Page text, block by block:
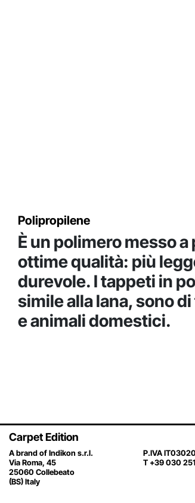
Polipropilene
È un polimero messo
ottime qualità: più
durevole. I tappeti in
simile alla lana, sono
e animali domestici.
Carpet Edition
A brand of Indikon s.r.l.
Via Roma, 45
25060 Collebeato
(BS) Italy
P.IVA
T +39 030